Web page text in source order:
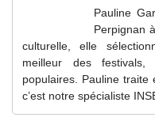
Pauline
Perpignan
culturelle, elle
meilleur des festivals,
populaires. Pauline traite
c’est notre spécialiste